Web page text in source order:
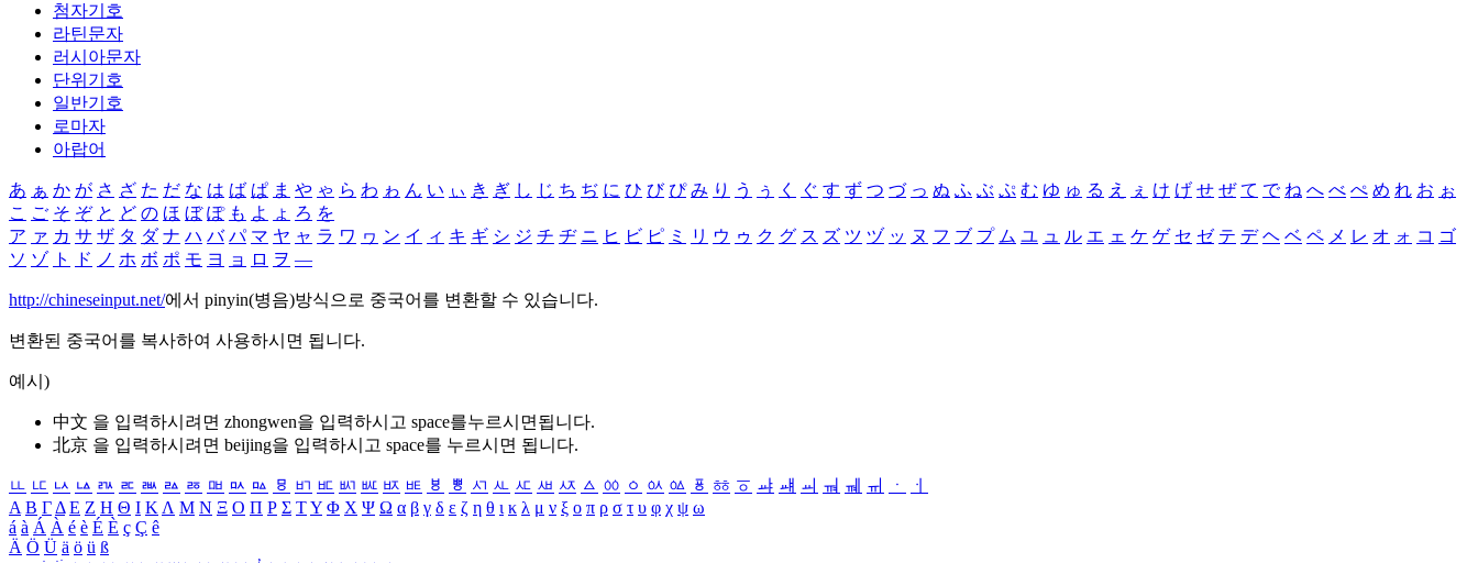
첨자기호
라틴문자
러시아문자
단위기호
일반기호
로마자
아랍어
あ ぁ か が さ ざ た だ な は ば ぱ ま や ゃ ら わ ゎ ん い ぃ き ぎ し じ ち ぢ に ひ び ぴ み り う ぅ く ぐ す ず つ づ っ ぬ ふ ぶ ぷ む ゆ ゅ る え ぇ け げ せ ぜ て で ね へ べ ぺ め れ お ぉ
こ ご そ ぞ と ど の ほ ぼ ぽ も よ ょ ろ を
ア ァ カ サ ザ タ ダ ナ ハ バ パ マ ヤ ャ ラ ワ ヮ ン イ ィ キ ギ シ ジ チ ヂ ニ ヒ ビ ピ ミ リ ウ ゥ ク グ ス ズ ツ ヅ ッ ヌ フ ブ プ ム ユ ュ ル エ ェ ケ ゲ セ ゼ テ デ ヘ ベ ペ メ レ オ ォ コ ゴ
ソ ゾ ト ド ノ ホ ボ ポ モ ヨ ョ ロ ヲ ―
http://chineseinput.net/에서 pinyin(병음)방식으로 중국어를 변환할 수 있습니다.
변환된 중국어를 복사하여 사용하시면 됩니다.
예시)
中文 을 입력하시려면 zhongwen을 입력하시고 space를누르시면됩니다.
北京 을 입력하시려면 beijing을 입력하시고 space를 누르시면 됩니다.
ㅥ ㅦ ㅧ ㅨ ㅩ ㅪ ㅫ ㅬ ㅭ ㅮ ㅯ ㅰ ㅱ ㅲ ㅳ ㅴ ㅵ ㅶ ㅷ ㅸ ㅹ ㅺ ㅻ ㅼ ㅽ ㅾ ㅿ ㆀ ㆁ ㆂ ㆃ ㆄ ㆅ ㆆ ㆇ ㆈ ㆉ ㆊ ㆋ ㆌ ㆍ
ㆎ
Α Β ΓΔ Ε Ζ Η Θ Ι ΚΛ Μ Ν Ξ Ο Π Ρ Σ ΤΥ Φ Χ Ψ Ω α β γ δ ε ζ η θ ι κ λ μ ν ξ ο π ρ σ τ υ φ χ ψ ω
á à Á À é è É È ç Ç ê
Ä Ö Ü ä ö ü ß